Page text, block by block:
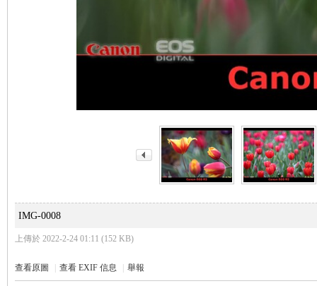
IMG-0008
上傳於 2022-2-24 01:11 (152 KB)
查看原圖 查看 EXIF 信息 舉報